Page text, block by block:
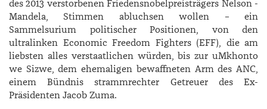
des 2013 verstorbenen Friedensnobelpreisträgers ­Nelson ­
Mandela, Stimmen abluchsen wollen – ein
Sammelsurium politischer Positionen, von den
ultralinken Economic Freedom Fighters (EFF), die am
liebsten alles verstaatlichen würden, bis zur uMkhonto
we Sizwe, dem ehemaligen bewaffneten Arm des ANC,
einem Bündnis strammrechter Getreuer des Ex-
Präsidenten ­Jacob ­Zuma.